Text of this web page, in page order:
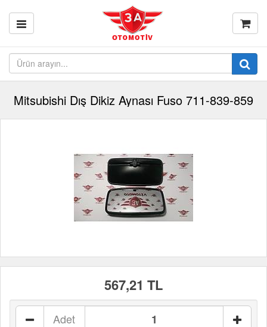
Mitsubishi Dış Dikiz Aynası Fuso 711-839-859
567,21 TL
Adet